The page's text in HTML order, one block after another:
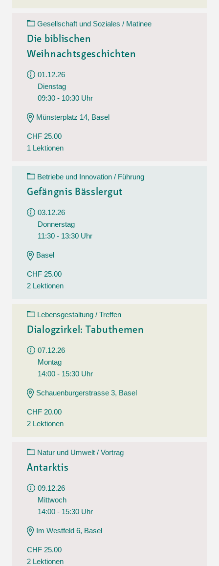
Gesellschaft und Soziales / Matinee
Die biblischen
Weihnachtsgeschichten
01.12.26
Dienstag
09:30 - 10:30 Uhr
Münsterplatz 14, Basel
CHF 25.00
1 Lektionen
Betriebe und Innovation / Führung
Gefängnis Bässlergut
03.12.26
Donnerstag
11:30 - 13:30 Uhr
Basel
CHF 25.00
2 Lektionen
Lebensgestaltung / Treffen
Dialogzirkel: Tabuthemen
07.12.26
Montag
14:00 - 15:30 Uhr
Schauenburgerstrasse 3, Basel
CHF 20.00
2 Lektionen
Natur und Umwelt / Vortrag
Antarktis
09.12.26
Mittwoch
14:00 - 15:30 Uhr
Im Westfeld 6, Basel
CHF 25.00
2 Lektionen